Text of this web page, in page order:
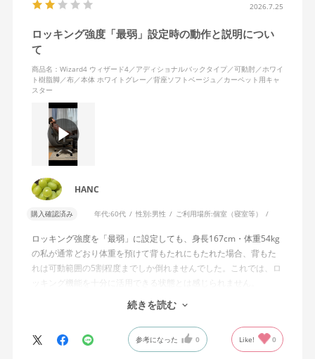
2026.7.25
ロッキング強度「最弱」設定時の動作と説明につい
て
商品名：Wizard4 ウィザード4／アディショナルバックタイプ／可動肘／ホワイ
ト樹脂脚／布／本体 ホワイトグレー／背座ソフトベージュ／カーペット用キャ
スター
HANC
購入確認済み 年代:60代 性別:男性 ご利用場所:個室（寝室等）
ロッキング強度を「最弱」に設定しても、身長167cm・体重54kg
の私が通常どおり体重を預けて背もたれにもたれた場合、背もた
れは可動範囲の5割程度までしか倒れませんでした。これでは、ロ
ッキング機能を十分に活用できる状態とは感じられません。
私は勤務先で約11年間、同シリーズのWizard2を使用していま
す。Wizard2にもロッキング強度調整機能が備わっており、最弱に
設定した場合は、通常どおり体重を預けることで背もたれは可動
続きを読む
参考になった 0 Like! 0